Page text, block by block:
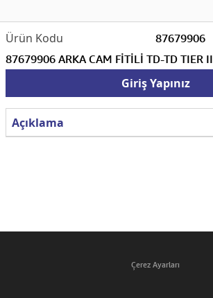
87679906
87679906 ARKA CAM FİTİLİ TD-TD TIER II
Giriş Yapınız
Açıklama
Çerez Ayarları